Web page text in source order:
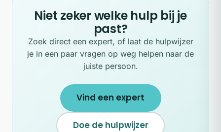
Niet zeker welke hulp bij je
past?
Zoek direct een expert, of laat de hulpwijzer
je in een paar vragen op weg helpen naar de
juiste persoon.
Vind een expert
Doe de hulpwijzer